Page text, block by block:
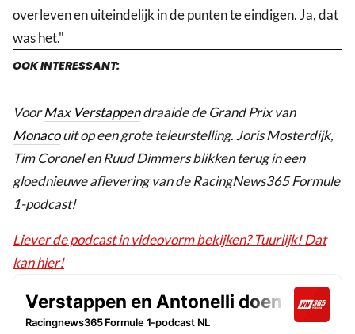
overleven en uiteindelijk in de punten te eindigen. Ja, dat
was het."
OOK INTERESSANT:
VoorMax Verstappendraaide de Grand Prix van
Monacouit op een grote teleurstelling. Joris Mosterdijk,
Tim Coronel en Ruud Dimmers blikken terug in een
gloednieuwe aflevering van de RacingNews365 Formule
1-podcast!
Liever de podcast in videovorm bekijken? Tuurlijk! Dat
kan hier!